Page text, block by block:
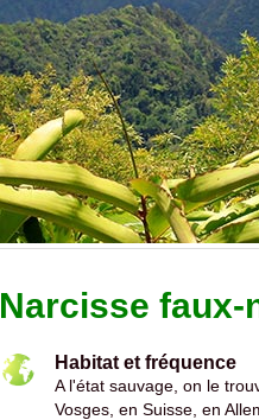
Narcisse faux-
Habitat et fréquence
A l'état sauvage, on le
Vosges, en Suisse, en